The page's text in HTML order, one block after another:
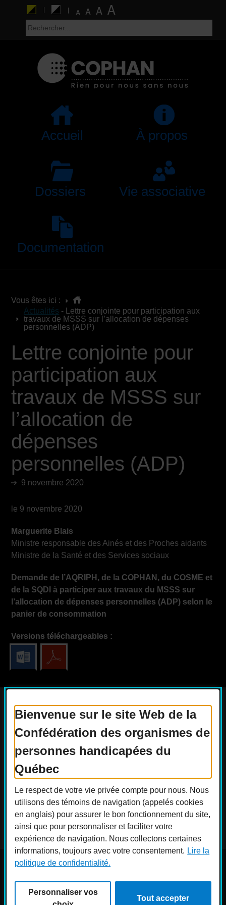
Bienvenue sur le site Web de la
Confédération des organismes de
personnes handicapées du
Québec
Le respect de votre vie privée compte pour nous. Nous
utilisons des témoins de navigation (appelés cookies
en anglais) pour assurer le bon fonctionnement du site,
ainsi que pour personnaliser et faciliter votre
expérience de navigation. Nous collectons certaines
informations, toujours avec votre consentement. Lire la
politique de confidentialité.
Personnaliser vos
Tout accepter
Accueil À propos
Dossiers Vie associative
Documentation
Vous êtes ici :
Actualités - Lettre conjointe pour participation aux
travaux de MSSS sur l’allocation de dépenses
personnelles (ADP)
Lettre conjointe pour
participation aux
travaux de MSSS sur
l’allocation de
dépenses
personnelles (ADP)
9 novembre 2020
le 9 novembre 2020
Marguerite Blais
Ministre responsable des Ainés et des Proches aidants
Ministre de la Santé et des Services sociaux
Demande de l’AQRIPH, de la COPHAN, du COSME et
de la SQDI à participer aux travaux du MSSS sur
l’allocation de dépenses personnelles (ADP) selon le
panier de consommation
Versions téléchargeables :
Actualités
Devenir membre
Nous joindre
Nous recrutons
Guide sur l’accessibilité universelle
FAQ
réservés.
Conception :
Crédits photo :
Merryl B.